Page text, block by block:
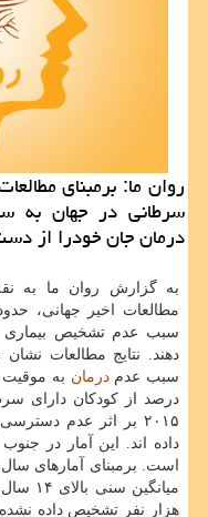
روان ما: برمبنای
سرطانی در جهان
درمان جان خودرا از
به گزارش روان ما به
مطالعات اخیر جهانی،
سبب عدم تشخیص بیماری
دهند. نتایج مطالعات
سبب عدمدرمان
درصد از كودكان دارای
۲۰۱۵ بر اثر عدم دسترسی به